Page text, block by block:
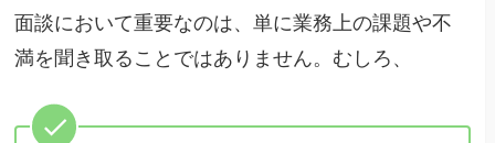
面談において重要なのは、単に業務上の課題や不
満を聞き取ることではありません。むしろ、